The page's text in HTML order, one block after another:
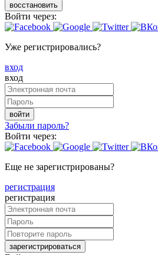
восстановить
Войти через:
Уже регистрировались?
вход
вход
войти
Забыли пароль?
Войти через:
Еще не зарегистрированы?
регистрация
регистрация
зарегистрироваться